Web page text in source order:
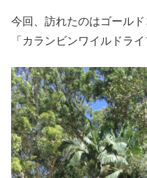
今回、訪れたのはゴール
「カランビンワイルドラ